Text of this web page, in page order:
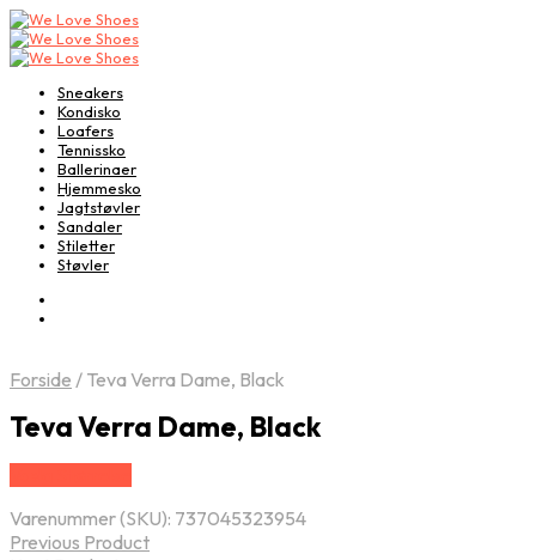
Sneakers
Kondisko
Loafers
Tennissko
Ballerinaer
Hjemmesko
Jagtstøvler
Sandaler
Stiletter
Støvler
Forside / Teva Verra Dame, Black
Teva Verra Dame, Black
Varenummer (SKU): 737045323954
Previous Product